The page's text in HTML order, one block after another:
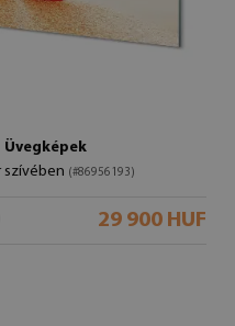
Üvegképek
szívében (#86956193)
29 900 HUF